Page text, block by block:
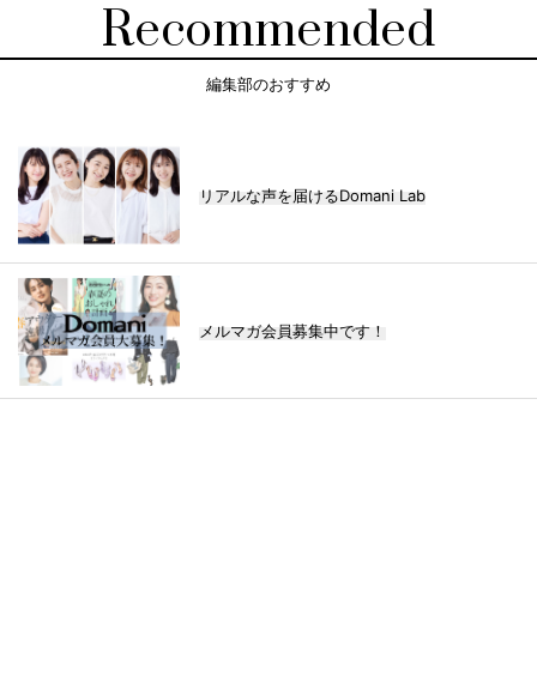
Recommended
編集部のおすすめ
リアルな声を届けるDomani Lab
メルマガ会員募集中です！